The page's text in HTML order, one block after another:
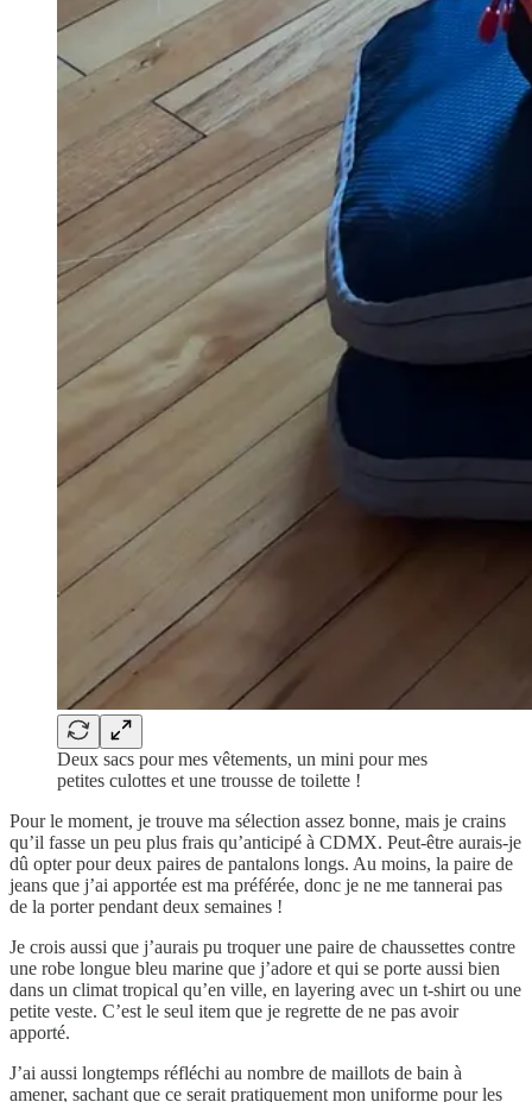
Deux sacs pour mes vêtements, un mini pour mes
petites culottes et une trousse de toilette !
Pour le moment, je trouve ma sélection assez bonne, mais je crains
qu’il fasse un peu plus frais qu’anticipé à CDMX. Peut-être aurais-je
dû opter pour deux paires de pantalons longs. Au moins, la paire de
jeans que j’ai apportée est ma préférée, donc je ne me tannerai pas
de la porter pendant deux semaines !
Je crois aussi que j’aurais pu troquer une paire de chaussettes contre
une robe longue bleu marine que j’adore et qui se porte aussi bien
dans un climat tropical qu’en ville, en layering avec un t-shirt ou une
petite veste. C’est le seul item que je regrette de ne pas avoir
apporté.
J’ai aussi longtemps réfléchi au nombre de maillots de bain à
amener, sachant que ce serait pratiquement mon uniforme pour les